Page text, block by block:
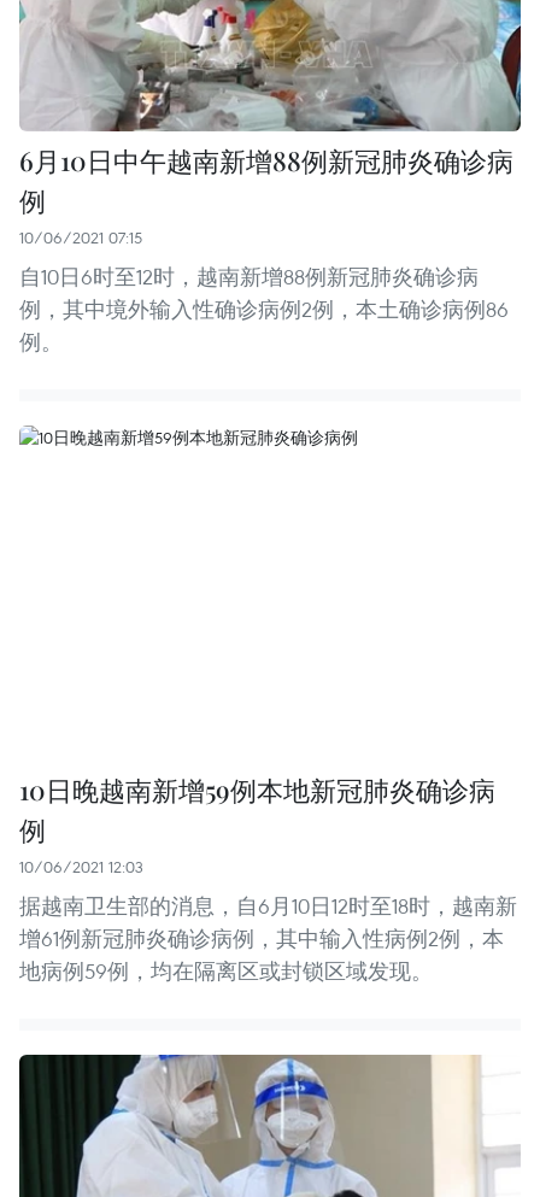
6月10日中午越南新增88例新冠肺炎确诊病
例
10/06/2021 07:15
自10日6时至12时，越南新增88例新冠肺炎确诊病
例，其中境外输入性确诊病例2例，本土确诊病例86
例。
10日晚越南新增59例本地新冠肺炎确诊病
例
10/06/2021 12:03
据越南卫生部的消息，自6月10日12时至18时，越南新
增61例新冠肺炎确诊病例，其中输入性病例2例，本
地病例59例，均在隔离区或封锁区域发现。